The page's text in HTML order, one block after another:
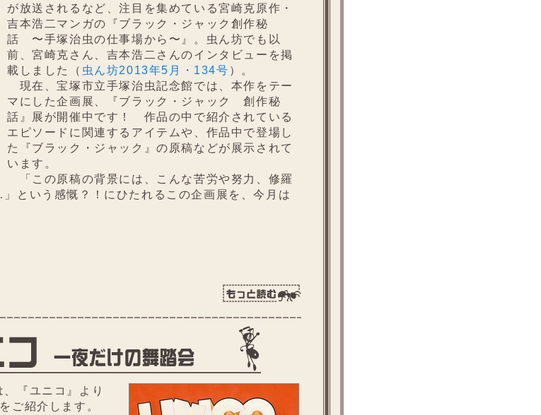
が放送されるなど、注目を集めている宮崎克原作・
吉本浩二マンガの『ブラック・ジャック創作秘
話 〜手塚治虫の仕事場から〜』。虫ん坊でも以
前、宮崎克さん、吉本浩二さんのインタビューを掲
載しました（ 虫ん坊2013年5月・134号 ）。
現在、宝塚市立手塚治虫記念館では、本作をテー
マにした企画展、『ブラック・ジャック 創作秘
話』展が開催中です！ 作品の中で紹介されている
エピソードに関連するアイテムや、作品中で登場し
た『ブラック・ジャック』の原稿などが展示されて
います。
「この原稿の背景には、こんな苦労や努力、修羅
という感慨？！にひたれるこの企画展を、今月は
『ユニコ』より
ご紹介します。